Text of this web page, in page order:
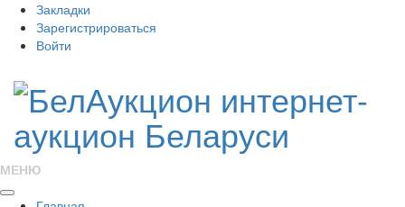
Закладки
Зарегистрироваться
Войти
МЕНЮ